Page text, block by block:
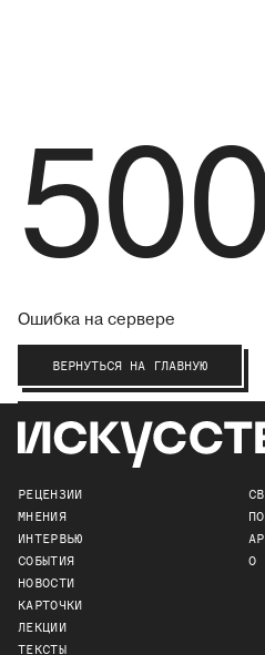
Ошибка на сервере
ВЕРНУТЬСЯ НА ГЛАВНУЮ
РЕЦЕНЗИИ
МНЕНИЯ
ИНТЕРВЬЮ
СОБЫТИЯ
НОВОСТИ
КАРТОЧКИ
ЛЕКЦИИ
ТЕКСТЫ
О